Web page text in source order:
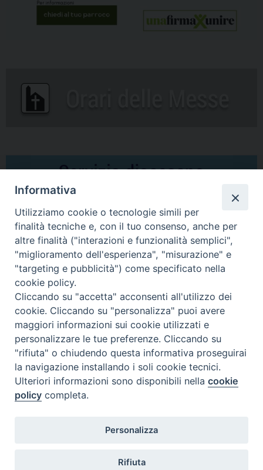
Comunicati Stampa
Il cordoglio dei Vescovi di Puglia per la morte di S.E.R. Mons. Agostino
Superbo
Nasce la Consulta Diocesana delle Aggregazioni Laicali di Castellaneta
Archivio comunicati stampa
2026 © Diocesi di Castellaneta
Informativa
Utilizziamo cookie o tecnologie simili per
finalità tecniche e, con il tuo consenso, anche per
altre finalità ("interazioni e funzionalità semplici",
"miglioramento dell'esperienza", "misurazione" e
"targeting e pubblicità") come specificato nella
cookie policy.
Cliccando su "accetta" acconsenti all'utilizzo dei
cookie. Cliccando su "personalizza" puoi avere
maggiori informazioni sui cookie utilizzati e
personalizzare le tue preferenze. Cliccando su
"rifiuta" o chiudendo questa informativa proseguirai
la navigazione installando i soli cookie tecnici.
Ulteriori informazioni sono disponibili nellacookie
policy completa.
Personalizza
Rifiuta